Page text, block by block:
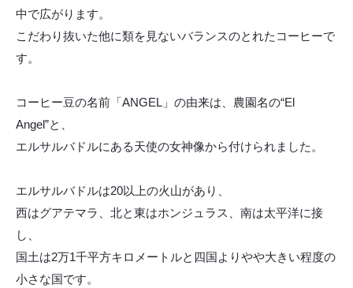
中で広がります。
こだわり抜いた他に類を見ないバランスのとれたコーヒーで
す。
コーヒー豆の名前「ANGEL」の由来は、農園名の“El
Angel”と、
エルサルバドルにある天使の女神像から付けられました。
エルサルバドルは20以上の火山があり、
西はグアテマラ、北と東はホンジュラス、南は太平洋に接
し、
国土は2万1千平方キロメートルと四国よりやや大きい程度の
小さな国です。